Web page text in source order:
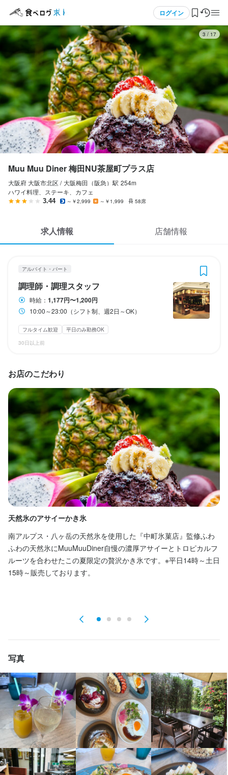
ログイン
ログイン・無料会員登録
食べログ求人TOP
求人検索
マイページ管理
気になる求人
検索履歴・保存した条件
応募履歴
ヘルプ・お問い合わせフォーム
掲載をご検討の店舗様へ
食べログ求人PRESS
利用規約
企業情報
3 / 17
Muu Muu Diner 梅田NU茶屋町プラス店
大阪府 大阪市北区 / 大阪梅田（阪急） 駅 254m
ハワイ料理、ステーキ、カフェ
3.44 ～￥2,999 ～￥1,999 58席
求人情報 店舗情報
アルバイト・パート
調理師・調理スタッフ
時給： 1,177円〜1,200円
10:00～23:00（シフト制、週2日～OK）
フルタイム歓迎
平日のみ勤務OK
30日以上前
お店のこだわり
天然氷のアサイーかき氷
南アルプス・八ヶ岳の天然氷を使用した『中町氷菓店』監修ふわ
ふわの天然氷にMuuMuuDiner自慢の濃厚アサイーとトロピカルフ
ルーツを合わせたこの夏限定の贅沢かき氷です。※平日14時～土日
15時～販売しております。
写真
アルバイト・パート Muu Muu Diner 梅田NU茶屋町プラス店
調理師・調理スタッフ
調理師・調理スタッフ
時給1,177円〜1,200円
研修期間
研修期間はございません
給与補足
勤務時間
10:00～23:00（シフト制、週2日～OK）
ランチタイムのみ勤務OK 終電考慮あり ダブルワーク・副業OK
フルタイム歓迎
長期勤務歓迎
週2日からOK シフト制 自由シフト制(毎回、時間・曜日を選べる)
休日・休暇
2週間ごとのシフト制
平日のみ勤務OK(土日休み)
履歴書不要 未経験者歓迎 フリーター歓迎 大学生歓迎 高校生歓迎 面接1回
仕事内容
【調理スタッフ】
開店前の仕込み、料理の調理、盛り付け、洗い場などの調理業務
応募画面へ進む